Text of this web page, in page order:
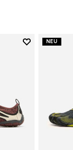
Add to wishlist
NEU